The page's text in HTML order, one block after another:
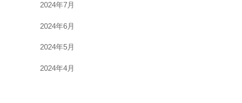
2024年7月
2024年6月
2024年5月
2024年4月